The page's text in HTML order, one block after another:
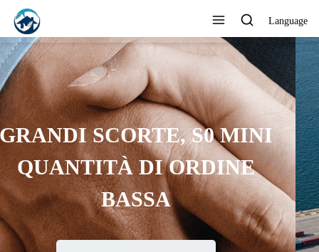
Language
FORNITORE
PROFESSIONALE
RICONOSCIUTO DAI CLIENTI